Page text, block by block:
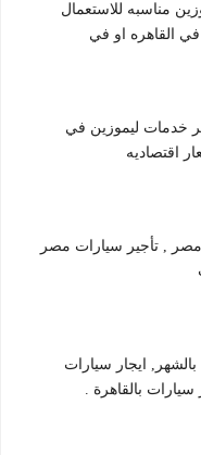
مناسبه للاستعمال
القاهره او في
خدمات ليموزين في
اقتصاديه
مصر , تأجير سيارات مصر
ايجار سيارات
سيارات بالقاهرة .